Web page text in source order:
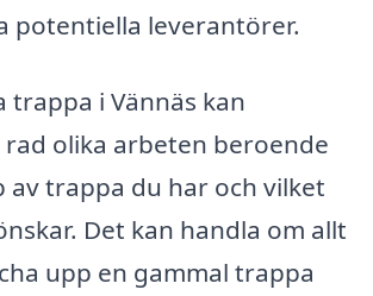
potentiella leverantörer.
trappa i Vännäs kan
olika arbeten beroende
av trappa du har och vilket
Det kan handla om allt
upp en gammal trappa